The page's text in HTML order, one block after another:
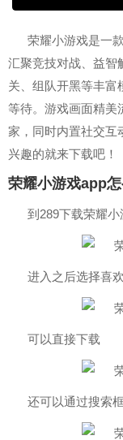
荣耀小游戏是一
汇聚竞技对战、益智
关、组队开黑等丰富
等待。游戏画面精美
家，同时内置社交互
兴趣的就来下载吧！
荣耀小游戏app怎
到289下载荣耀小
进入之后选择喜
可以直接下载
还可以通过搜索